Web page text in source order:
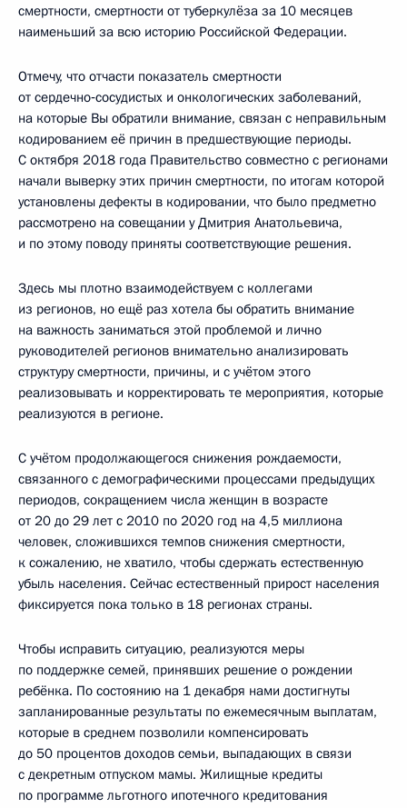
смертности, смертности от туберкулёза за 10 месяцев
наименьший за всю историю Российской Федерации.
Отмечу, что отчасти показатель смертности
от сердечно‑сосудистых и онкологических заболеваний,
на которые Вы обратили внимание, связан с неправильным
кодированием её причин в предшествующие периоды.
С октября 2018 года Правительство совместно с регионами
начали выверку этих причин смертности, по итогам которой
установлены дефекты в кодировании, что было предметно
рассмотрено на совещании у Дмитрия Анатольевича,
и по этому поводу приняты соответствующие решения.
Здесь мы плотно взаимодействуем с коллегами
из регионов, но ещё раз хотела бы обратить внимание
на важность заниматься этой проблемой и лично
руководителей регионов внимательно анализировать
структуру смертности, причины, и с учётом этого
реализовывать и корректировать те мероприятия, которые
реализуются в регионе.
С учётом продолжающегося снижения рождаемости,
связанного с демографическими процессами предыдущих
периодов, сокращением числа женщин в возрасте
от 20 до 29 лет с 2010 по 2020 год на 4,5 миллиона
человек, сложившихся темпов снижения смертности,
к сожалению, не хватило, чтобы сдержать естественную
убыль населения. Сейчас естественный прирост населения
фиксируется пока только в 18 регионах страны.
Чтобы исправить ситуацию, реализуются меры
по поддержке семей, принявших решение о рождении
ребёнка. По состоянию на 1 декабря нами достигнуты
запланированные результаты по ежемесячным выплатам,
которые в среднем позволили компенсировать
до 50 процентов доходов семьи, выпадающих в связи
с декретным отпуском мамы. Жилищные кредиты
по программе льготного ипотечного кредитования